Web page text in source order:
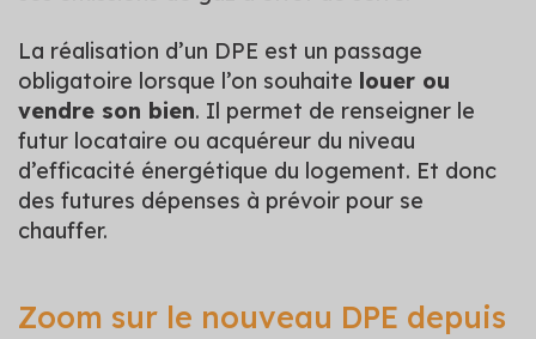
La réalisation d’un DPE est un passage
obligatoire lorsque l’on souhaite louer ou
vendre son bien. Il permet de renseigner le
futur locataire ou acquéreur du niveau
d’efficacité énergétique du logement. Et donc
des futures dépenses à prévoir pour se
chauffer.
Zoom sur le nouveau DPE depuis